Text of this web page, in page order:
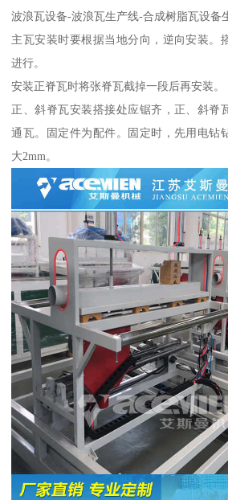
波浪瓦设备-波浪瓦生产线-合成树脂瓦设备
主瓦安装时要根据当地分向，逆向安装。
进行。
安装正脊瓦时将张脊瓦截掉一段后再安装。
正、斜脊瓦安装搭接处应锯齐，正、斜脊
通瓦。固定件为配件。固定时，先用电钻
大2mm。